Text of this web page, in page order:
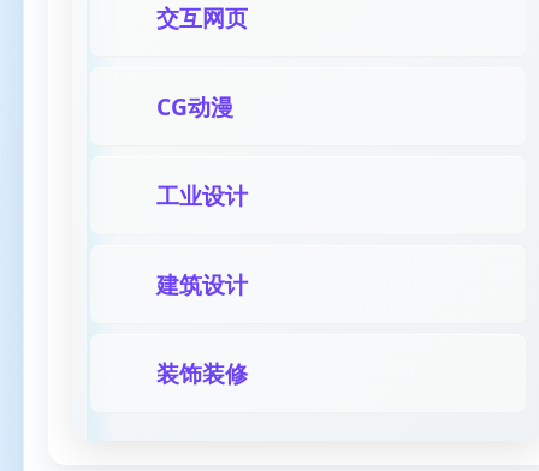
交互网页
CG动漫
工业设计
建筑设计
装饰装修